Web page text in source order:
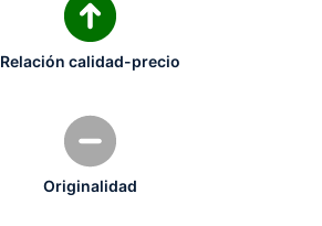
Relación calidad-precio
Originalidad